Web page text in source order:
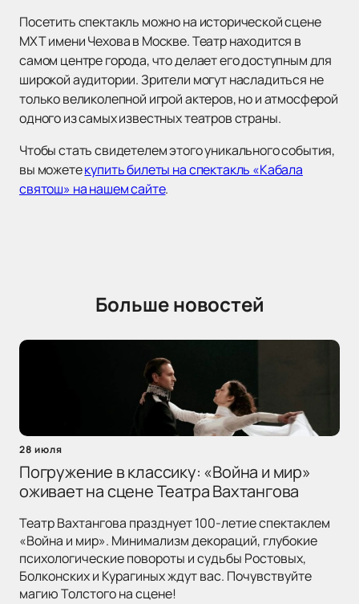
Посетить спектакль можно на исторической сцене
МХТ имени Чехова в Москве. Театр находится в
самом центре города, что делает его доступным для
широкой аудитории. Зрители могут насладиться не
только великолепной игрой актеров, но и атмосферой
одного из самых известных театров страны.
Чтобы стать свидетелем этого уникального события,
вы можетекупить билеты на спектакль «Кабала
святош» на нашем сайте.
Больше новостей
28 июля
Погружение в классику: «Война и мир»
оживает на сцене Театра Вахтангова
Театр Вахтангова празднует 100-летие спектаклем
«Война и мир». Минимализм декораций, глубокие
психологические повороты и судьбы Ростовых,
Болконских и Курагиных ждут вас. Почувствуйте
магию Толстого на сцене!